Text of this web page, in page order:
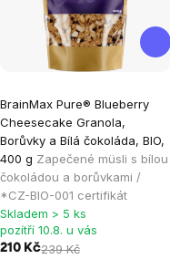
BrainMax Pure® Blueberry
Cheesecake Granola,
Borůvky a Bílá čokoláda, BIO,
400 g Zapečené müsli s bílou
čokoládou a borůvkami /
*CZ-BIO-001 certifikát
Skladem > 5 ks
pozítří 10.8. u vás
210 Kč239 Kč